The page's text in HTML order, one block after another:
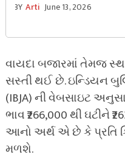
આટલી બાબતોથી રહેજો
BY Arti June 13, 2026
વાયદા બજારમાં તેમજ
સસ્તી થઈ છે. ઇન્ડિયન
(IBJA) ની વેબસાઇટ
ભાવ ₹266,000 થી ઘટીને
આનો અર્થ એ છે કે પ્રતિ
મળશે.